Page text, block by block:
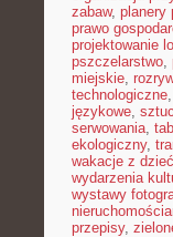
zabaw, planery
prawo
projektowanie
pszczelarstwo,
miejskie,
technologiczne,
językowe,
serwowania,
ekologiczny,
wakacje z
wydarzenia
wystawy
przepisy,